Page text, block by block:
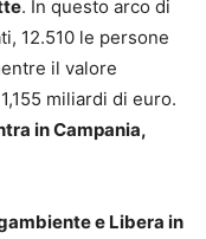
. In questo arco di
12.510 le persone
il valore
miliardi di euro.
in Campania,
e Libera in